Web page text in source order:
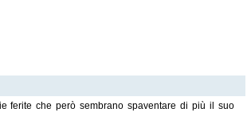
ferite che però sembrano spaventare di più il suo